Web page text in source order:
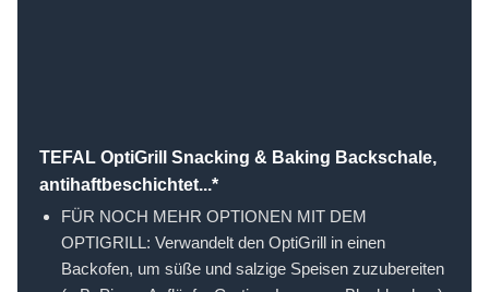
TEFAL OptiGrill Snacking & Baking Backschale,
antihaftbeschichtet...*
FÜR NOCH MEHR OPTIONEN MIT DEM
OPTIGRILL: Verwandelt den OptiGrill in einen
Backofen, um süße und salzige Speisen zuzubereiten